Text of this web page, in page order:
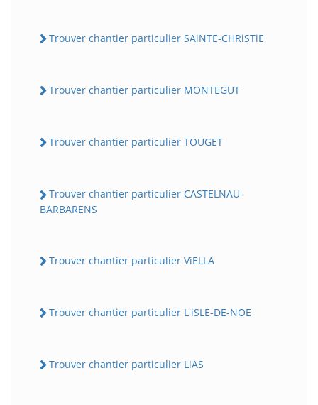
Trouver chantier particulier SAiNTE-CHRiSTiE
Trouver chantier particulier MONTEGUT
Trouver chantier particulier TOUGET
Trouver chantier particulier CASTELNAU-
BARBARENS
Trouver chantier particulier ViELLA
Trouver chantier particulier L'iSLE-DE-NOE
Trouver chantier particulier LiAS